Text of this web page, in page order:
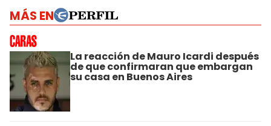
MÁS EN
La reacción de Mauro Icardi después
de que confirmaran que embargan
su casa en Buenos Aires